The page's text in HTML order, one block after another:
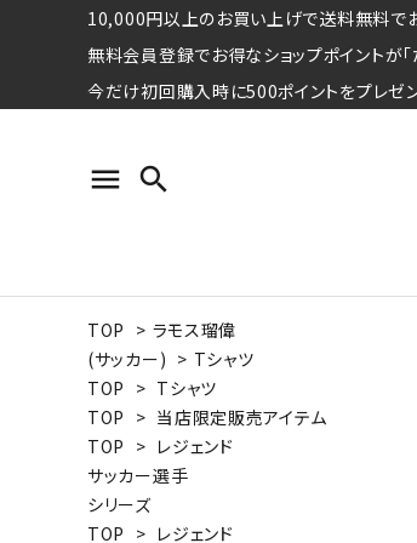
10,000円以上のお買い上げで送料無料で
無料会員登録でお得なショップポイントが「
今だけ初回購入時に500ポイントをプレゼ
menu search
プロ野球選手コレクション
日本プロサッカー選手会シリーズ
水泳競技選手コレクション
Tシャツ
パーカー
期間限定販売アイテム
特集ページ
ウォーレン･クロマティ
特集ページ
競走馬コレクション
TOP > ラモス瑠偉
(サッカー) > Tシャツ
TOP > Tシャツ
TOP > 当店限定販売アイテム
TOP > レジェンド
サッカー選手
シリーズ
TOP > レジェンド